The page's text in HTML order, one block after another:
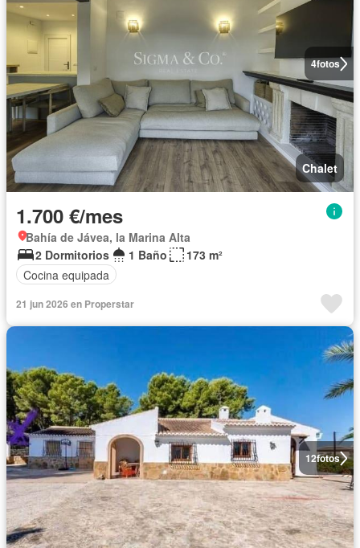
4fotos
Chalet
1.700 €/mes
Bahía de Jávea, la Marina Alta
2 Dormitorios
1 Baño
173 m²
Cocina equipada
21 jun 2026 en Properstar
12fotos